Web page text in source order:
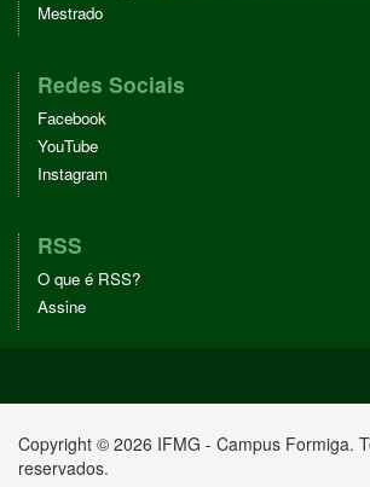
Mestrado
Redes Sociais
Facebook
YouTube
Instagram
RSS
O que é RSS?
Assine
Copyright © 2026 IFMG - Campus Formiga.
reservados.